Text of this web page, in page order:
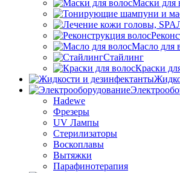
Маски для
Масло для
Стайлинг
Краски
Hadewe
Фрезеры
UV Лампы
Стерилизаторы
Воскоплавы
Вытяжки
Парафинотерапия